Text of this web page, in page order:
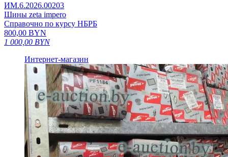
ИМ.6.2026.00203
Шины zeta impero
Справочно по курсу НБРБ
800,00 BYN
1 000,00 BYN
Интернет-магазин